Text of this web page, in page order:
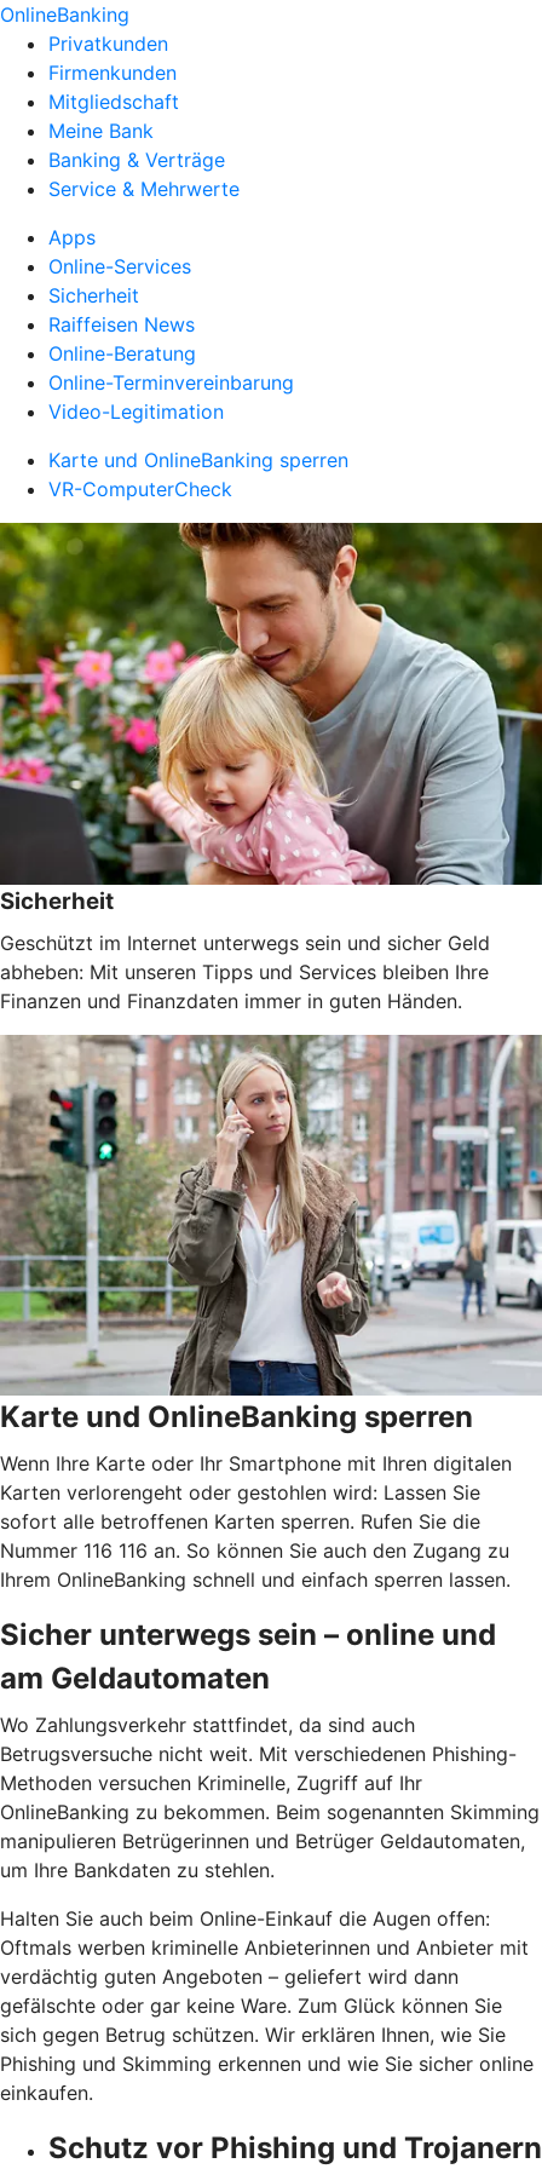
OnlineBanking
Privatkunden
Firmenkunden
Mitgliedschaft
Meine Bank
Banking & Verträge
Service & Mehrwerte
Apps
Online-Services
Sicherheit
Raiffeisen News
Online-Beratung
Online-Terminvereinbarung
Video-Legitimation
Karte und OnlineBanking sperren
VR-ComputerCheck
Sicherheit
Geschützt im Internet unterwegs sein und sicher Geld
abheben: Mit unseren Tipps und Services bleiben Ihre
Finanzen und Finanzdaten immer in guten Händen.
Karte und OnlineBanking sperren
Wenn Ihre Karte oder Ihr Smartphone mit Ihren digitalen
Karten verlorengeht oder gestohlen wird: Lassen Sie
sofort alle betroffenen Karten sperren. Rufen Sie die
Nummer 116 116 an. So können Sie auch den Zugang zu
Ihrem OnlineBanking schnell und einfach sperren lassen.
Sicher unterwegs sein – online und
am Geldautomaten
Wo Zahlungsverkehr stattfindet, da sind auch
Betrugsversuche nicht weit. Mit verschiedenen Phishing-
Methoden versuchen Kriminelle, Zugriff auf Ihr
OnlineBanking zu bekommen. Beim sogenannten Skimming
manipulieren Betrügerinnen und Betrüger Geldautomaten,
um Ihre Bankdaten zu stehlen.
Halten Sie auch beim Online-Einkauf die Augen offen:
Oftmals werben kriminelle Anbieterinnen und Anbieter mit
verdächtig guten Angeboten – geliefert wird dann
gefälschte oder gar keine Ware. Zum Glück können Sie
sich gegen Betrug schützen. Wir erklären Ihnen, wie Sie
Phishing und Skimming erkennen und wie Sie sicher online
einkaufen.
Schutz vor Phishing und Trojanern